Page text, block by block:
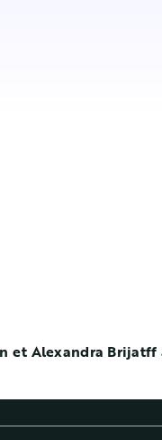
et Alexandra Brijatff